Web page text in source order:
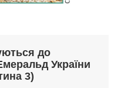
до
України
3)